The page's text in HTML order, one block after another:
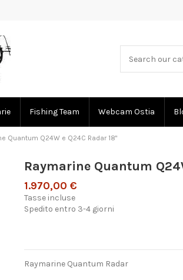
Fishing Team Webcam Ostia
Quantum Q24W e Q24C Radar 18"
Raymarine Quantum
1.970,00 €
Tasse incluse
Spedito entro 3-4 giorni
Raymarine Quantum Radar